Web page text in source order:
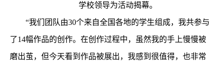
学校领导为活动揭幕。
“我们团队由30个来自全国各地的学生组成，我共参与
了14幅作品的创作。在创作过程中，虽然我的手上慢慢被
磨出茧，但今天看到作品被展出，我感到很值得，也非常